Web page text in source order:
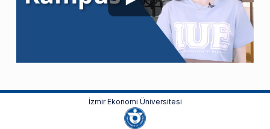
İzmir Ekonomi Üniversitesi